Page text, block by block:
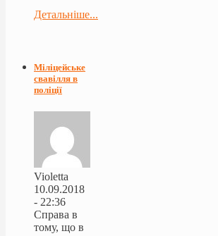
Детальніше...
Міліцейське
свавілля в
поліції
Violetta
10.09.2018
- 22:36
Справа в
тому, що в